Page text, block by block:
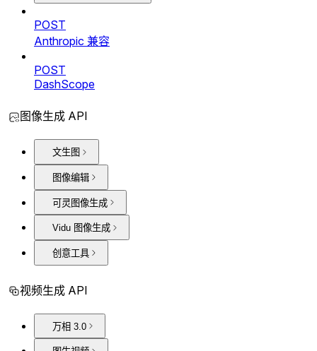
POST
Anthropic 兼容
POST
DashScope
图像生成 API
文生图
图像编辑
可灵图像生成
Vidu 图像生成
创意工具
视频生成 API
万相 3.0